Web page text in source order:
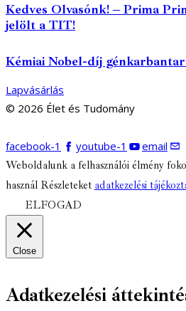
Kedves Olvasónk! – Prima
jelölt a TIT!
Kémiai Nobel-díj
Lapvásárlás
© 2026 Élet és Tudomány
facebook-1 youtube-1 email
Weboldalunk a felhasználói élmény
használ Részleteket adatkezelési
ELFOGAD
Close
Adatkezelési